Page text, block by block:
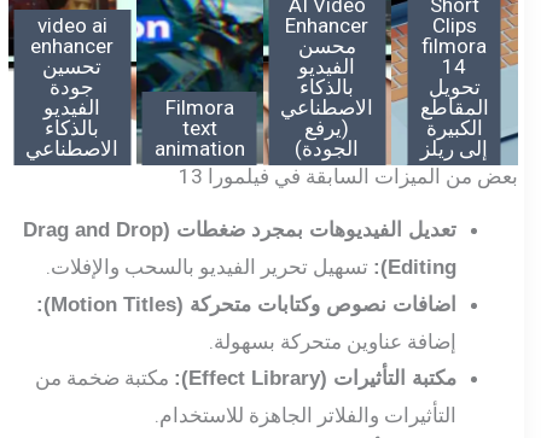
Clips
filmora
14
تحويل
المقاطع
الكبيرة
إلى ريلز
Enhancer
محسن
الفيديو
بالذكاء
الاصطناعي
(يرفع
الجودة)
Filmora
text
animation
video ai
enhancer
تحسين
جودة
الفيديو
بالذكاء
الاصطناعي
بعض من الميزات السابقة في فيلمورا 13
تعديل الفيديوهات بمجرد ضغطات (Drag and Drop
Editing):
تسهيل تحرير الفيديو بالسحب والإفلات.
اضافات نصوص وكتابات متحركة (Motion Titles):
إضافة عناوين متحركة بسهولة.
مكتبة التأثيرات (Effect Library):
مكتبة ضخمة من
التأثيرات والفلاتر الجاهزة للاستخدام.